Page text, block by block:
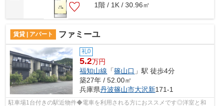
1階 / 1K / 30.96㎡
賃貸 | アパート ファミーユ
礼0
5.2万円
福知山線 「篠山口 」駅 徒歩4分
築27年 / 52.00㎡
兵庫県丹波篠山市大沢新171-1
駐車場1台付きの駅近物件◆電車を利用される方におススメです◎洋室と和